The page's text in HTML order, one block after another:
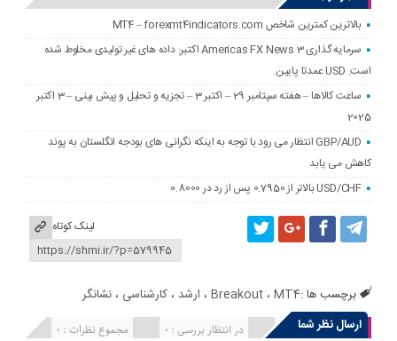
بالاترین کمترین شاخص MT4 – forexmt4indicators.com
سرمایه گذاری Americas FX News 3 اکتبر: داده های غیر تولیدی مخلوط شده
است. USD عمدتا پایین.
ساعت کالاها – هفته سپتامبر 29 – اکتبر 3 – تجزیه و تحلیل و پیش بینی – 3 اکتبر
2025
GBP/AUD انتظار می رود با توجه به اینکه نگرانی های بودجه انگلستان به پوند
کاهش می یابد
USD/CHF بالاتر از 0.7950 پس از رد در 0.8000
لینک کوتاه
برچسب ها : Breakout، MT4 ، ارشد ،کارشناسی ،نشانگر
ارسال نظر شما
مجموع نظرات : 0 در انتظار بررسی : 0 انتشار یافته : 0